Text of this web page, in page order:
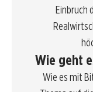
Einbruch
Wie geht
Wie es mit